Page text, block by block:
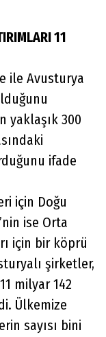
11
ile Avusturya
yaklaşık 300
ifade
için Doğu
ise Orta
için bir köprü
şirketler,
milyar 142
Ülkemize
sayısı bini